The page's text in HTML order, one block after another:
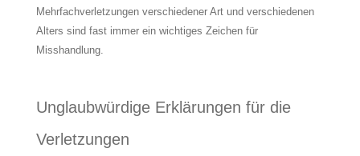
Mehrfachverletzungen verschiedener Art und verschiedenen
Alters sind fast immer ein wichtiges Zeichen für
Misshandlung.
Unglaubwürdige Erklärungen für die
Verletzungen